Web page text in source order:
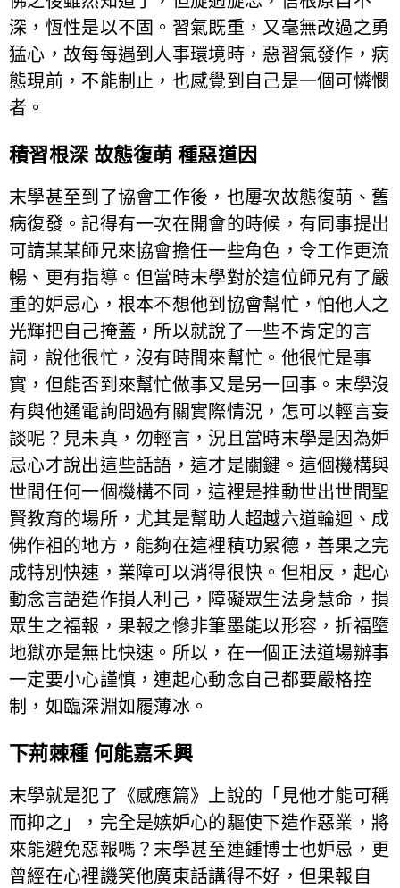
深，恆性是以不固。習氣既重，又毫無改過之勇
猛心，故每每遇到人事環境時，惡習氣發作，病
態現前，不能制止，也感覺到自己是一個可憐憫
者。
積習根深 故態復萌 種惡道因
末學甚至到了協會工作後，也屢次故態復萌、舊
病復發。記得有一次在開會的時候，有同事提出
可請某某師兄來協會擔任一些角色，令工作更流
暢、更有指導。但當時末學對於這位師兄有了嚴
重的妒忌心，根本不想他到協會幫忙，怕他人之
光輝把自己掩蓋，所以就說了一些不肯定的言
詞，說他很忙，沒有時間來幫忙。他很忙是事
實，但能否到來幫忙做事又是另一回事。末學沒
有與他通電詢問過有關實際情況，怎可以輕言妄
談呢？見未真，勿輕言，況且當時末學是因為妒
忌心才說出這些話語，這才是關鍵。這個機構與
世間任何一個機構不同，這裡是推動世出世間聖
賢教育的場所，尤其是幫助人超越六道輪迴、成
佛作祖的地方，能夠在這裡積功累德，善果之完
成特別快速，業障可以消得很快。但相反，起心
動念言語造作損人利己，障礙眾生法身慧命，損
眾生之福報，果報之慘非筆墨能以形容，折福墮
地獄亦是無比快速。所以，在一個正法道場辦事
一定要小心謹慎，連起心動念自己都要嚴格控
制，如臨深淵如履薄冰。
下荊棘種 何能嘉禾興
末學就是犯了《感應篇》上說的「見他才能可稱
而抑之」，完全是嫉妒心的驅使下造作惡業，將
來能避免惡報嗎？末學甚至連鍾博士也妒忌，更
曾經在心裡譏笑他廣東話講得不好，但果報自